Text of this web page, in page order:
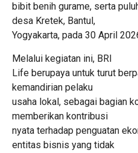
bibit benih gurame, serta
desa Kretek, Bantul,
Yogyakarta, pada 30 April
Melalui kegiatan ini, BRI
Life berupaya untuk turut
kemandirian pelaku
usaha lokal, sebagai bagian
memberikan kontribusi
nyata terhadap penguatan
entitas bisnis yang tidak